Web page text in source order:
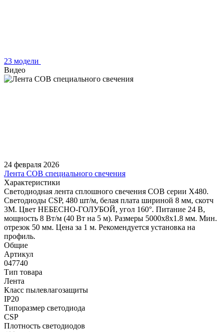
23 модели
Видео
24 февраля 2026
Лента COB специального свечения
Характеристики
Светодиодная лента сплошного свечения COB серии X480.
Светодиоды CSP, 480 шт/м, белая плата шириной 8 мм, скотч
3M. Цвет НЕБЕСНО-ГОЛУБОЙ, угол 160°. Питание 24 В,
мощность 8 Вт/м (40 Вт на 5 м). Размеры 5000х8х1.8 мм. Мин.
отрезок 50 мм. Цена за 1 м. Рекомендуется установка на
профиль.
Общие
Артикул
047740
Тип товара
Лента
Класс пылевлагозащиты
IP20
Типоразмер светодиода
CSP
Плотность светодиодов